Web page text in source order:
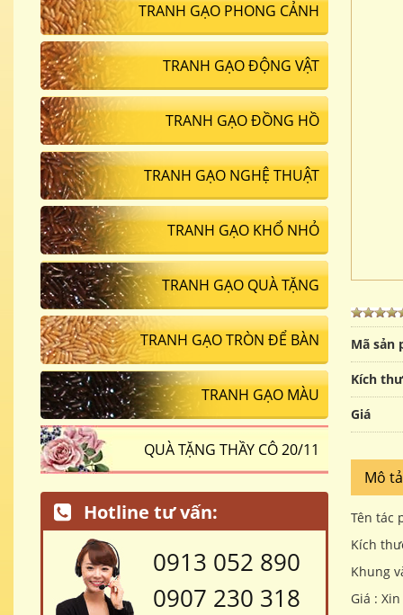
Mã sản
Kích
Giá
Mô
Tên tác
Kích
Khung
Giá :
TRANH GẠO PHONG CẢNH
TRANH GẠO ĐỘNG VẬT
TRANH GẠO ĐỒNG HỒ
TRANH GẠO NGHỆ THUẬT
TRANH GẠO KHỔ NHỎ
TRANH GẠO QUÀ TẶNG
TRANH GẠO TRÒN ĐỂ BÀN
TRANH GẠO MÀU
QUÀ TẶNG THẦY CÔ 20/11
Hotline tư vấn:
0913 052 890
0907 230 318